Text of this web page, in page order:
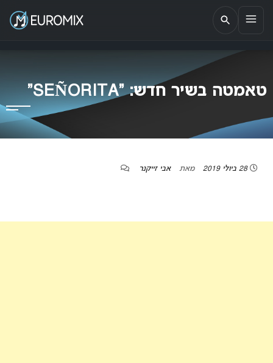
EUROMIX
אתר הבית של האירוויזיון בישראל
טאמטה בשיר חדש: “SEÑORITA”
28 ביולי 2019 מאת אבי זייקנר